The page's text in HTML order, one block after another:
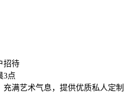
招待
3点
满艺术气息，提供优质私人定制